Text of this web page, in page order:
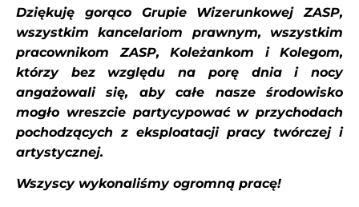
Dziękuję gorąco Grupie Wizerunkowej ZASP,
wszystkim kancelariom prawnym, wszystkim
pracownikom ZASP, Koleżankom i Kolegom,
którzy bez względu na porę dnia i nocy
angażowali się, aby całe nasze środowisko
mogło wreszcie partycypować w przychodach
pochodzących z eksploatacji pracy twórczej i
artystycznej.
Wszyscy wykonaliśmy ogromną pracę!